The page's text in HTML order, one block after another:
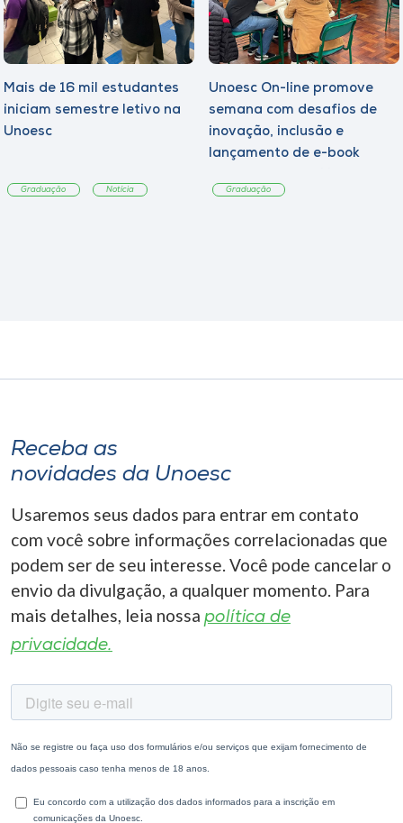
Mais de 16 mil estudantes
iniciam semestre letivo na
Unoesc
Graduação Notícia
Unoesc On-line promove
semana com desafios de
inovação, inclusão e
lançamento de e-book
Graduação
Receba as
novidades da Unoesc
Usaremos seus dados para entrar em contato
com você sobre informações correlacionadas que
podem ser de seu interesse. Você pode cancelar o
envio da divulgação, a qualquer momento. Para
mais detalhes, leia nossa política de
privacidade.